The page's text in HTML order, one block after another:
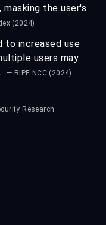
the user's
(2024)
to increased use
users may
— RIPE NCC (2024)
Research